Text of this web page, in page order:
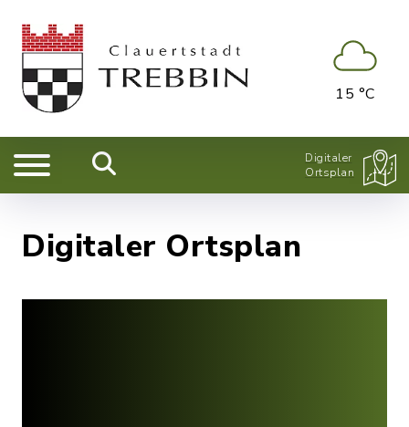
15 °C
Digitaler
Ortsplan
Digitaler Ortsplan